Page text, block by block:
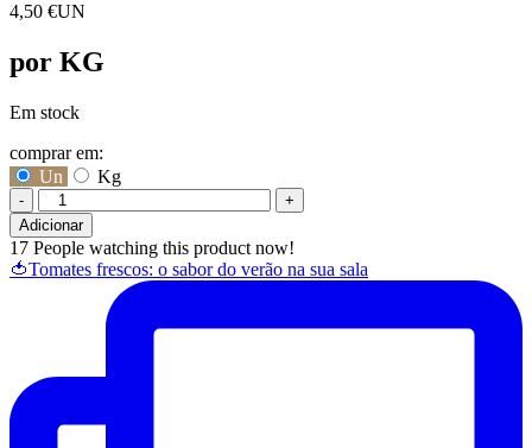
4,50 €UN
por KG
Em stock
comprar em:
Un
Kg
- +
Quantidade
de
Grelos
Adicionar
17 People watching this product now!
🍅Tomates frescos: o sabor do verão na sua sala